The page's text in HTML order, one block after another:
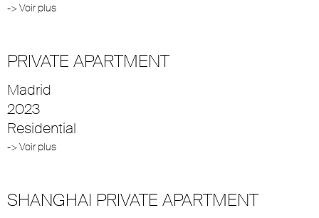
-> Voir plus
PRIVATE APARTMENT
Madrid
2023
Residential
-> Voir plus
SHANGHAI PRIVATE APARTMENT